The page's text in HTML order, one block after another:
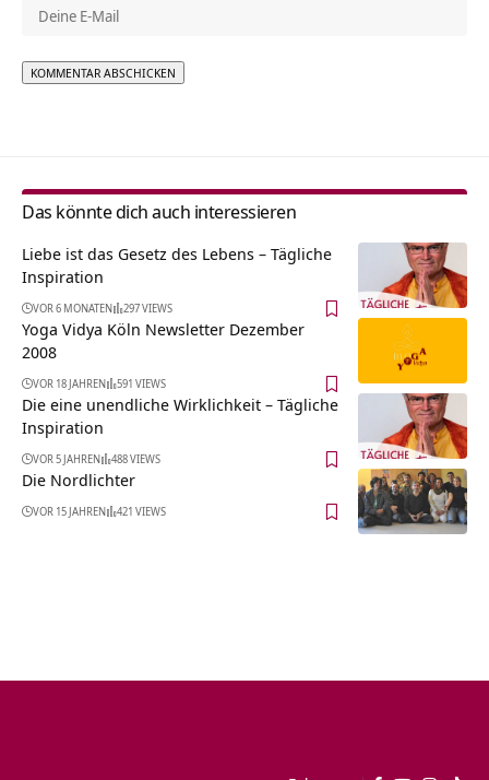
Das könnte dich auch interessieren
Liebe ist das Gesetz des Lebens – Tägliche
Inspiration
VOR 6 MONATEN 297 VIEWS
Yoga Vidya Köln Newsletter Dezember
2008
VOR 18 JAHREN 591 VIEWS
Die eine unendliche Wirklichkeit – Tägliche
Inspiration
VOR 5 JAHREN 488 VIEWS
Die Nordlichter
VOR 15 JAHREN 421 VIEWS